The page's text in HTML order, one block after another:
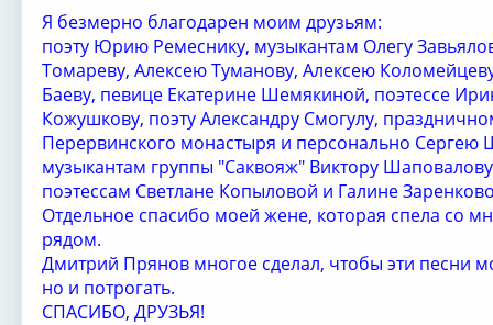
Я безмерно благодарен моим друзьям:
поэту Юрию Ремеснику, музыкантам Олегу
Томареву, Алексею Туманову, Алексею
Баеву, певице Екатерине Шемякиной, поэтессе
Кожушкову, поэту Александру Смогулу,
Перервинского монастыря и персонально Сергею
музыкантам группы "Саквояж" Виктору
поэтессам Светлане Копыловой и Галине
Отдельное спасибо моей жене, которая спела со
рядом.
Дмитрий Прянов многое сделал, чтобы эти песни
но и потрогать.
СПАСИБО, ДРУЗЬЯ!